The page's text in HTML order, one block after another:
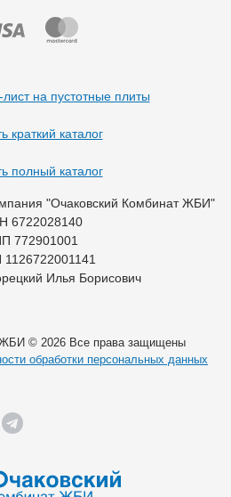
на пустотные плиты
краткий каталог
полный каталог
"Очаковский Комбинат ЖБИ"
6722028140
772901001
Илья Борисович
ЖБИ © 2026 Все права защищены
обработки персональных данных